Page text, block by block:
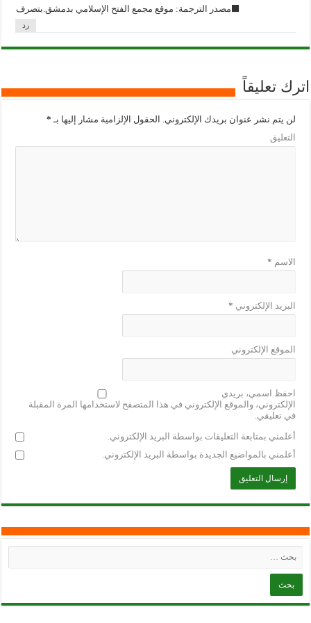
⬛مصدر الترجمة: موقع مجمع الفتح الإسلامي بدمشق.بتصرف
رد
اترك تعليقاً
لن يتم نشر عنوان بريدك الإلكتروني. الحقول الإلزامية مشار إليها بـ *
التعليق
الاسم *
البريد الإلكتروني *
الموقع الإلكتروني
احفظ اسمي، بريدي
الإلكتروني، والموقع الإلكتروني في هذا المتصفح لاستخدامها المرة المقبلة
في تعليقي.
أعلمني بمتابعة التعليقات بواسطة البريد الإلكتروني.
أعلمني بالمواضيع الجديدة بواسطة البريد الإلكتروني.